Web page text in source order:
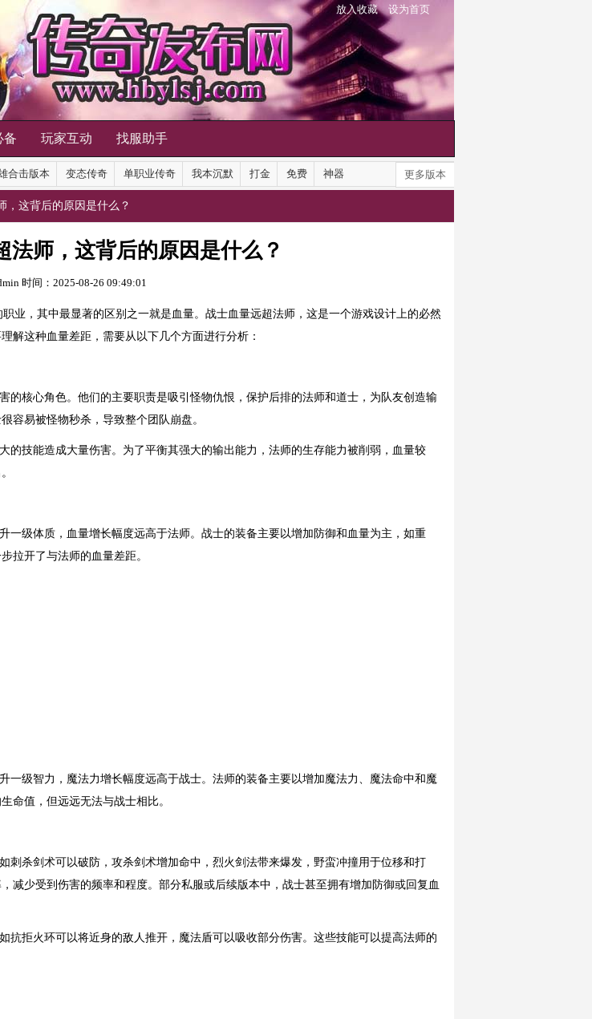
放入收藏 设为首页
备 玩家互动 找服助手
合击版本 变态传奇 单职业传奇 我本沉默 打金 免费 神器 更多版本
，这背后的原因是什么？
法师，这背后的原因是什么？
时间：2025-08-26 09:49:01
业，其中最显著的区别之一就是血量。战士血量远超法师，这是一个游戏设计上的必然
解这种血量差距，需要从以下几个方面进行分析：
的核心角色。他们的主要职责是吸引怪物仇恨，保护后排的法师和道士，为队友创造输
容易被怪物秒杀，导致整个团队崩盘。
的技能造成大量伤害。为了平衡其强大的输出能力，法师的生存能力被削弱，血量较
一级体质，血量增长幅度远高于法师。战士的装备主要以增加防御和血量为主，如重
拉开了与法师的血量差距。
一级智力，魔法力增长幅度远高于战士。法师的装备主要以增加魔法力、魔法命中和魔
命值，但远远无法与战士相比。
刺杀剑术可以破防，攻杀剑术增加命中，烈火剑法带来爆发，野蛮冲撞用于位移和打
减少受到伤害的频率和程度。部分私服或后续版本中，战士甚至拥有增加防御或回复血
抗拒火环可以将近身的敌人推开，魔法盾可以吸收部分伤害。这些技能可以提高法师的